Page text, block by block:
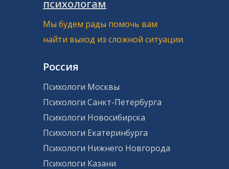
психологам
Мы будем рады помочь вам
найти выход из сложной ситуации.
Россия
Психологи Москвы
Психологи Санкт-Петербурга
Психологи Новосибирска
Психологи Екатеринбурга
Психологи Нижнего Новгорода
Психологи Казани